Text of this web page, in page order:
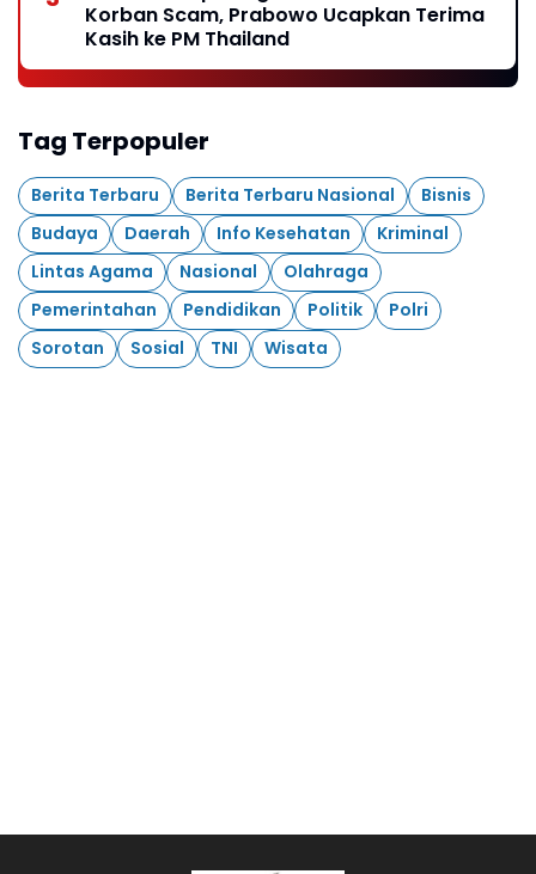
Korban Scam, Prabowo Ucapkan Terima
Kasih ke PM Thailand
Tag Terpopuler
Berita Terbaru Berita Terbaru Nasional
Bisnis
Budaya
Daerah Info Kesehatan
Kriminal
Lintas Agama
Nasional
Olahraga
Pemerintahan
Pendidikan Politik
Polri
Sorotan
Sosial TNI Wisata